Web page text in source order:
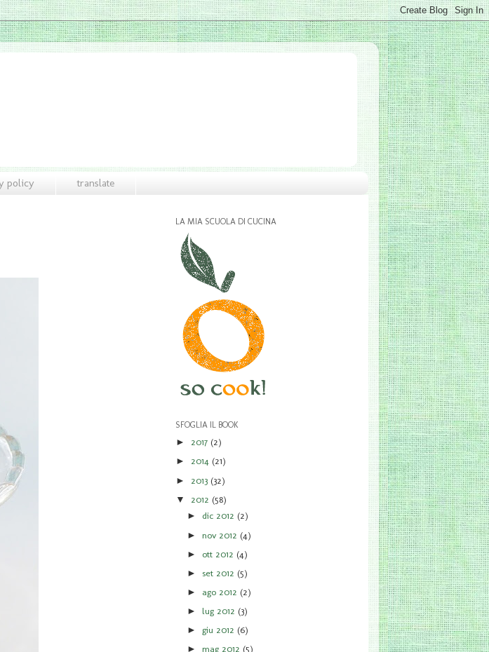
policy translate
LA MIA SCUOLA DI CUCINA
SFOGLIA IL BOOK
► 2017 (2)
► 2014 (21)
► 2013 (32)
▼ 2012 (58)
► dic 2012 (2)
►nov 2012 (4)
► ott 2012 (4)
► set 2012 (5)
► ago 2012 (2)
►lug 2012 (3)
► giu 2012 (6)
►mag 2012 (5)